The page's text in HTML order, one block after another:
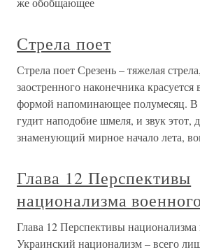
Стрела поет
Стрела поет Срезень – тяжелая
заостренного наконечника красуется
формой напоминающее полумесяц. В
гудит наподобие шмеля, и звук этот,
знаменующий мирное начало лета,
Глава 12 Перспективы
национализма
Глава 12 Перспективы
Украинский национализм – всего